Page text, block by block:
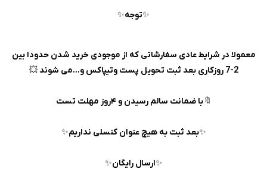
✨️توجه✨
معمولا در شرایط عادی سفارشاتی که از موجودی خرید شدن حدودا بین
2-7 روزکاری بعد ثبت تحویل پست و‌تیپاکس و...می شوند
💥
🔖با ضمانت سالم رسیدن و ۴روز مهلت تست
✨بعد ثبت به هیچ عنوان کنسلی نداریم✨
✨ارسال رایگان✨